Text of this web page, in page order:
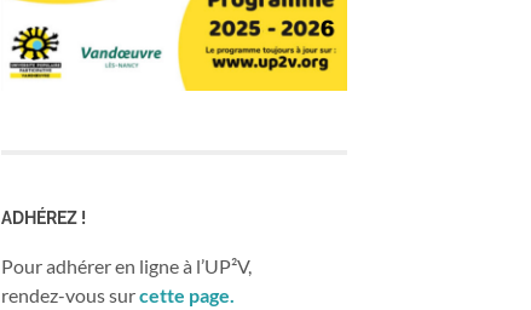
ADHÉREZ !
Pour adhérer en ligne à l’UP²V,
rendez-vous surcette page.